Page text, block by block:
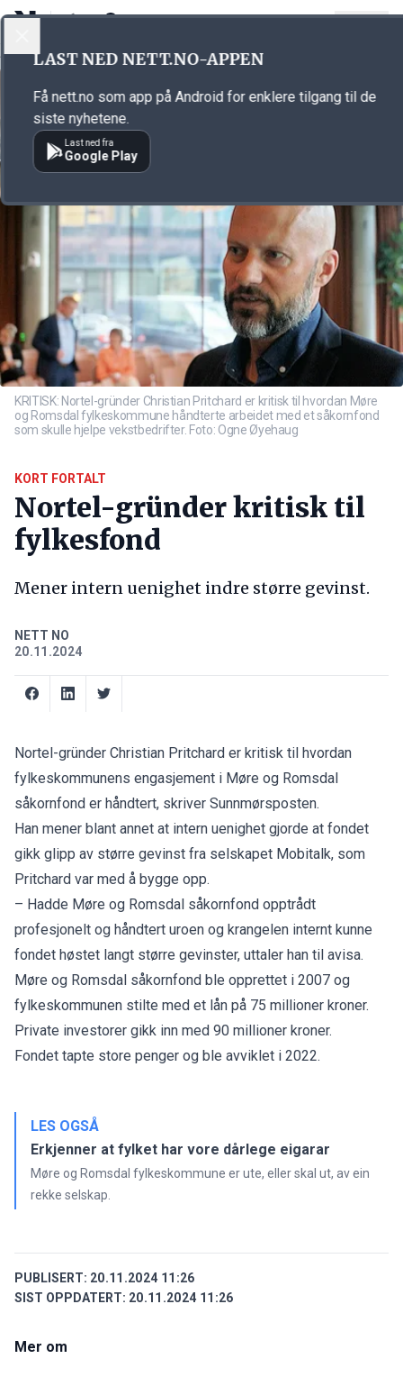
Annonsørinnhold
KRITISK: Nortel-gründer Christian Pritchard er kritisk til hvordan Møre
og Romsdal fylkeskommune håndterte arbeidet med et såkornfond
som skulle hjelpe vekstbedrifter. Foto: Ogne Øyehaug
KORT FORTALT
Nortel-gründer kritisk til
fylkesfond
Mener intern uenighet indre større gevinst.
NETT NO
20.11.2024
Nortel-gründer Christian Pritchard er kritisk til hvordan
fylkeskommunens engasjement i Møre og Romsdal
såkornfond er håndtert, skriver Sunnmørsposten.
Han mener blant annet at intern uenighet gjorde at fondet
gikk glipp av større gevinst fra selskapet Mobitalk, som
Pritchard var med å bygge opp.
– Hadde Møre og Romsdal såkornfond opptrådt
profesjonelt og håndtert uroen og krangelen internt kunne
fondet høstet langt større gevinster, uttaler han til avisa.
Møre og Romsdal såkornfond ble opprettet i 2007 og
fylkeskommunen stilte med et lån på 75 millioner kroner.
Private investorer gikk inn med 90 millioner kroner.
Fondet tapte store penger og ble avviklet i 2022.
LES OGSÅ
Erkjenner at fylket har vore dårlege eigarar
Møre og Romsdal fylkeskommune er ute, eller skal ut, av ein
rekke selskap.
PUBLISERT: 20.11.2024 11:26
SIST OPPDATERT: 20.11.2024 11:26
Mer om
LAST NED NETT.NO-APPEN
Få nett.no som app på Android for enklere tilgang til de
siste nyhetene.
Last ned fra
Google Play